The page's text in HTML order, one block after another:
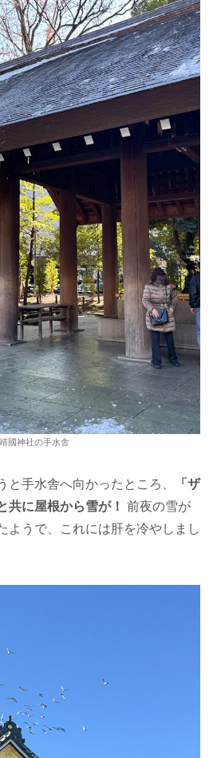
靖國神社の手水舎
と手水舎へ向かったところ、
「ザ
共に屋根から雪が！ 前夜の雪が
ようで、これには肝を冷やしまし